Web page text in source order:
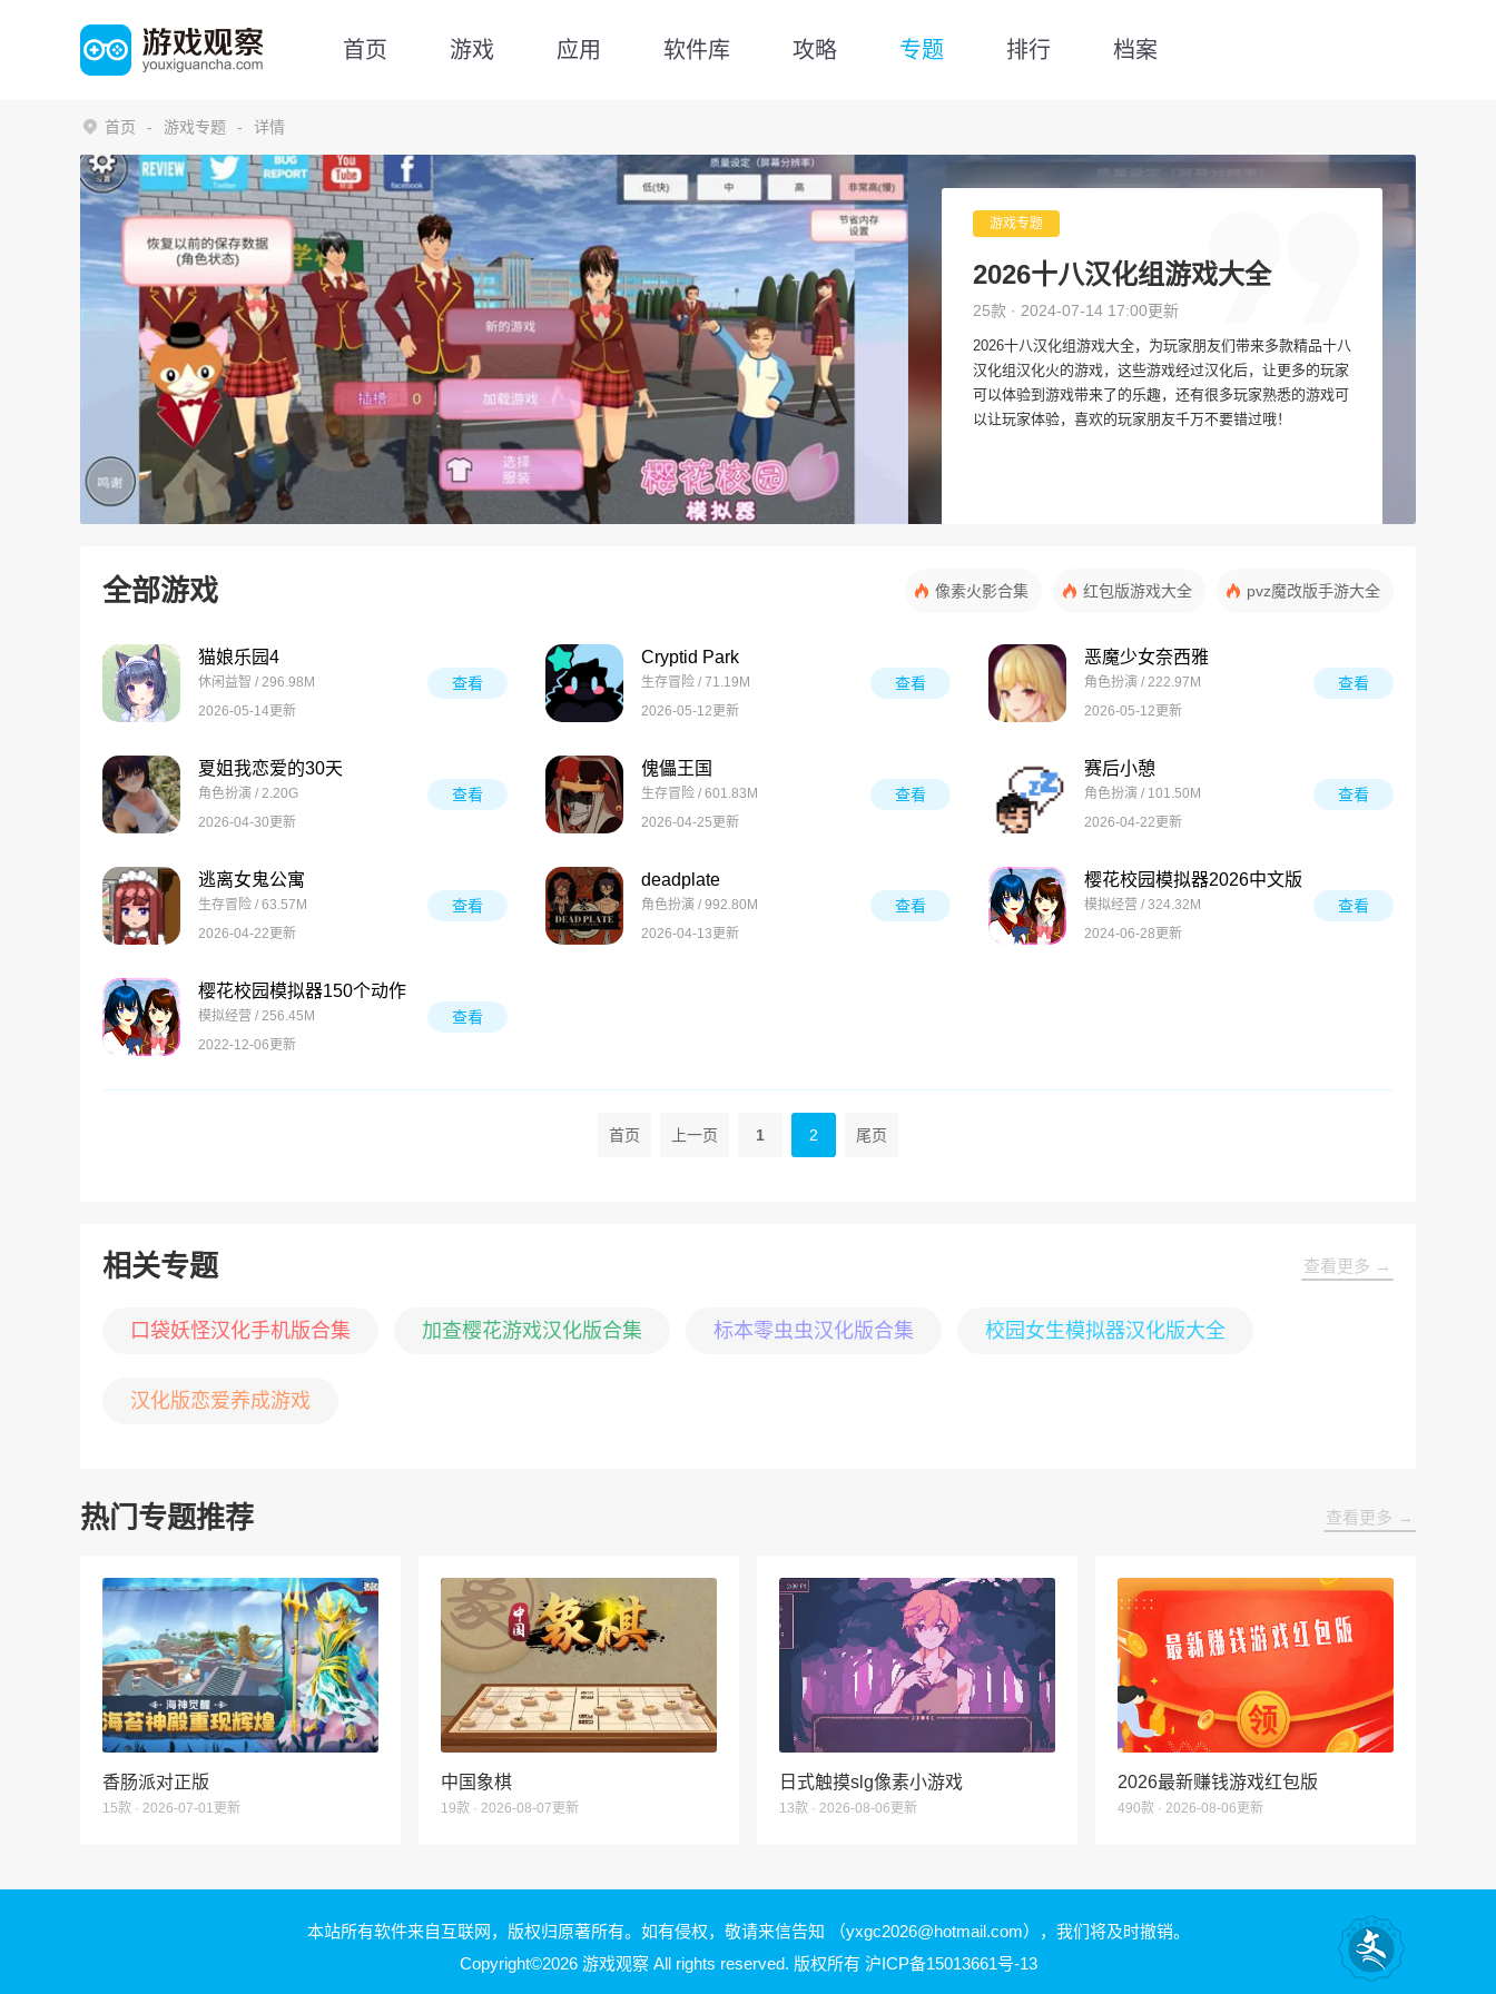
首页 游戏 应用 软件库 攻略 专题 排行 档案
首页 游戏专题 详情
游戏专题
2026十八汉化组游戏大全
25款 · 2024-07-14 17:00更新
2026十八汉化组游戏大全，为玩家朋友们带来多款精品十八
汉化组汉化火的游戏，这些游戏经过汉化后，让更多的玩家
可以体验到游戏带来了的乐趣，还有很多玩家熟悉的游戏可
以让玩家体验，喜欢的玩家朋友千万不要错过哦！
全部游戏 像素火影合集 红包版游戏大全 pvz魔改版手游大全
猫娘乐园4
休闲益智 / 296.98M
2026-05-14更新
查看
Cryptid Park
生存冒险 / 71.19M
2026-05-12更新
查看
恶魔少女奈西雅
角色扮演 / 222.97M
2026-05-12更新
查看
夏姐我恋爱的30天
角色扮演 / 2.20G
2026-04-30更新
查看
傀儡王国
生存冒险 / 601.83M
2026-04-25更新
查看
赛后小憩
角色扮演 / 101.50M
2026-04-22更新
查看
逃离女鬼公寓
生存冒险 / 63.57M
2026-04-22更新
查看
deadplate
角色扮演 / 992.80M
2026-04-13更新
查看
樱花校园模拟器2026中文版
模拟经营 / 324.32M
2024-06-28更新
查看
樱花校园模拟器150个动作
模拟经营 / 256.45M
2022-12-06更新
查看
首页 上一页 1 2 尾页
相关专题 查看更多 →
口袋妖怪汉化手机版合集 加查樱花游戏汉化版合集 标本零虫虫汉化版合集 校园女生模拟器汉化版大全
汉化版恋爱养成游戏
热门专题推荐 查看更多 →
香肠派对正版
15款 · 2026-07-01更新
中国象棋
19款 · 2026-08-07更新
日式触摸slg像素小游戏
13款 · 2026-08-06更新
2026最新赚钱游戏红包版
490款 · 2026-08-06更新
本站所有软件来自互联网，版权归原著所有。如有侵权，敬请来信告知 （yxgc2026@hotmail.com）
，我们将及时撤销。
Copyright©2026 游戏观察 All rights reserved. 版权所有 沪ICP备15013661号-13